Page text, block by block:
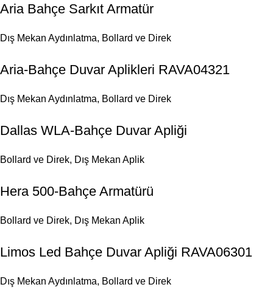
Aria Bahçe Sarkıt Armatür
Dış Mekan Aydınlatma, Bollard ve Direk
Aria-Bahçe Duvar Aplikleri RAVA04321
Dış Mekan Aydınlatma, Bollard ve Direk
Dallas WLA-Bahçe Duvar Apliği
Bollard ve Direk, Dış Mekan Aplik
Hera 500-Bahçe Armatürü
Bollard ve Direk, Dış Mekan Aplik
Limos Led Bahçe Duvar Apliği RAVA06301
Dış Mekan Aydınlatma, Bollard ve Direk